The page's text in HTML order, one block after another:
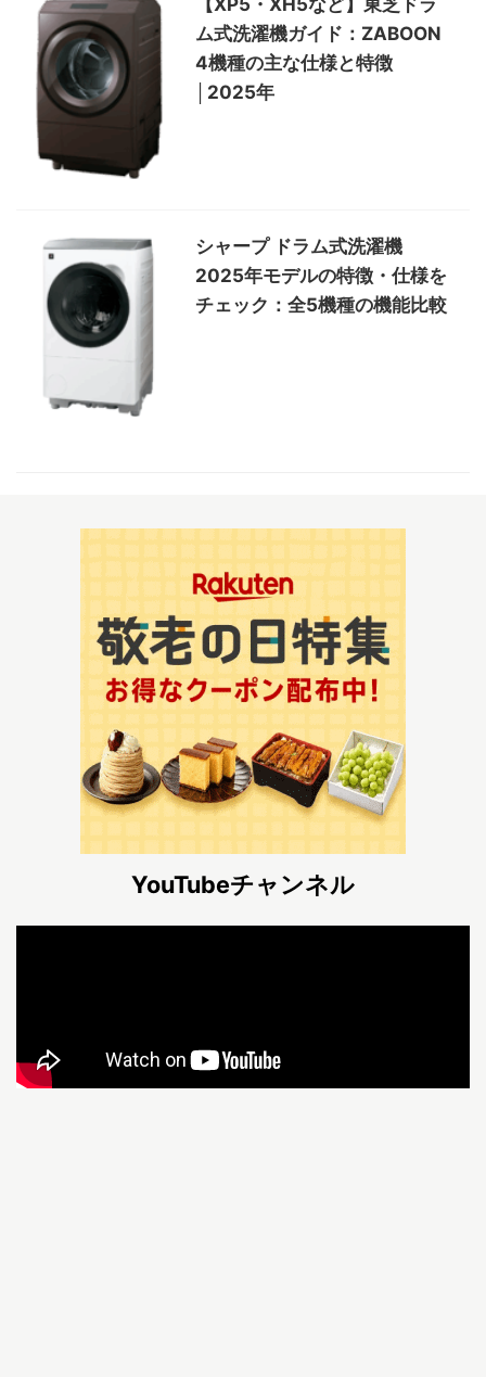
【XP5・XH5など】東芝ドラ
ム式洗濯機ガイド：ZABOON
4機種の主な仕様と特徴
│2025年
シャープ ドラム式洗濯機
2025年モデルの特徴・仕様を
チェック：全5機種の機能比較
YouTubeチャンネル